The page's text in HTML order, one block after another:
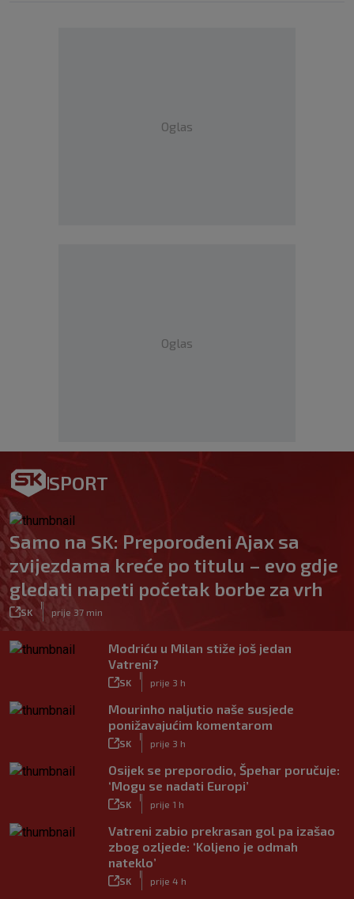
Oglas
Oglas
SPORT
Samo na SK: Preporođeni Ajax sa
zvijezdama kreće po titulu – evo gdje
gledati napeti početak borbe za vrh
SK prije 37 min
Modriću u Milan stiže još jedan
Vatreni?
SK prije 3 h
Mourinho naljutio naše susjede
ponižavajućim komentarom
SK prije 3 h
Osijek se preporodio, Špehar poručuje:
‘Mogu se nadati Europi’
SK prije 1 h
Vatreni zabio prekrasan gol pa izašao
zbog ozljede: ‘Koljeno je odmah
nateklo’
SK prije 4 h